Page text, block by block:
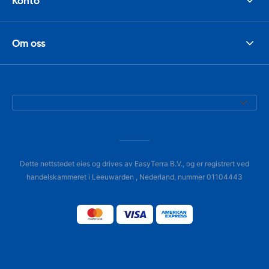
Om oss
Dette nettstedet eies og drives av EasyTerra B.V., og er registrert ved
handelskammeret i Leeuwarden , Nederland, nummer 01104443